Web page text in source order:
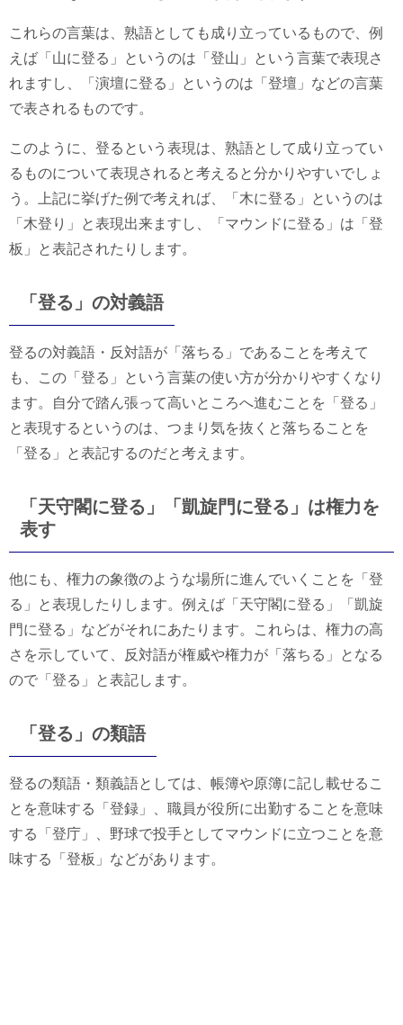
これらの言葉は、熟語としても成り立っているもので、例
えば「山に登る」というのは「登山」という言葉で表現さ
れますし、「演壇に登る」というのは「登壇」などの言葉
で表されるものです。
このように、登るという表現は、熟語として成り立ってい
るものについて表現されると考えると分かりやすいでしょ
う。上記に挙げた例で考えれば、「木に登る」というのは
「木登り」と表現出来ますし、「マウンドに登る」は「登
板」と表記されたりします。
「登る」の対義語
登るの対義語・反対語が「落ちる」であることを考えて
も、この「登る」という言葉の使い方が分かりやすくなり
ます。自分で踏ん張って高いところへ進むことを「登る」
と表現するというのは、つまり気を抜くと落ちることを
「登る」と表記するのだと考えます。
「天守閣に登る」「凱旋門に登る」は権力を
表す
他にも、権力の象徴のような場所に進んでいくことを「登
る」と表現したりします。例えば「天守閣に登る」「凱旋
門に登る」などがそれにあたります。これらは、権力の高
さを示していて、反対語が権威や権力が「落ちる」となる
ので「登る」と表記します。
「登る」の類語
登るの類語・類義語としては、帳簿や原簿に記し載せるこ
とを意味する「登録」、職員が役所に出勤することを意味
する「登庁」、野球で投手としてマウンドに立つことを意
味する「登板」などがあります。